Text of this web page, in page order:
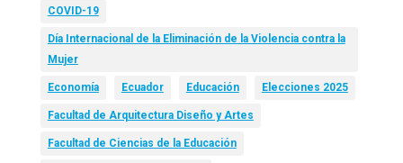
COVID-19
Día Internacional de la Eliminación de la Violencia contra la
Mujer
Economía Ecuador Educación Elecciones 2025
Facultad de Arquitectura Diseño y Artes
Facultad de Ciencias de la Educación